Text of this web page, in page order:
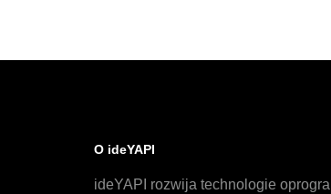
O ideYAPI
ideYAPI rozwija technologie